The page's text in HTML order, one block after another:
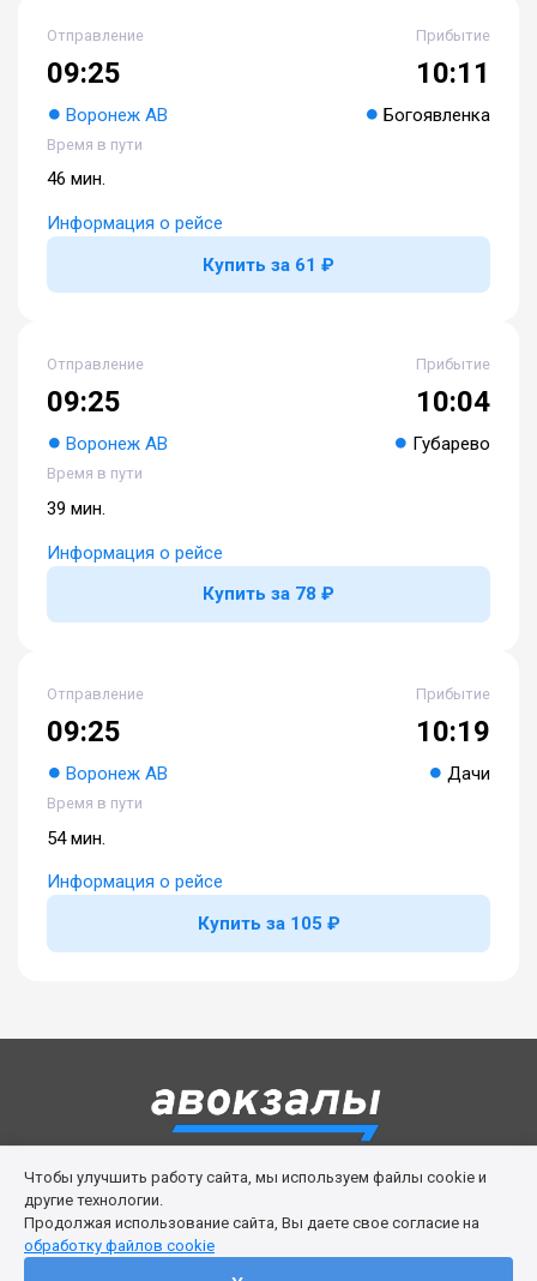
Отправление
09:25
Воронеж АВ
Прибытие
10:11
Богоявленка
Время в пути
46 мин.
Информация о рейсе
Купить за 61 ₽
Отправление
09:25
Воронеж АВ
Прибытие
10:04
Губарево
Время в пути
39 мин.
Информация о рейсе
Купить за 78 ₽
Отправление
09:25
Воронеж АВ
Прибытие
10:19
Дачи
Время в пути
54 мин.
Информация о рейсе
Купить за 105 ₽
Правила сервиса Политика cookies
Личный кабинет Возврат билета Поддержка
© 2016-2026 ООО «Изи Вей»
Чтобы улучшить работу сайта, мы используем файлы cookie и
другие технологии.
Продолжая использование сайта, Вы даете свое согласие на
обработку файлов cookie